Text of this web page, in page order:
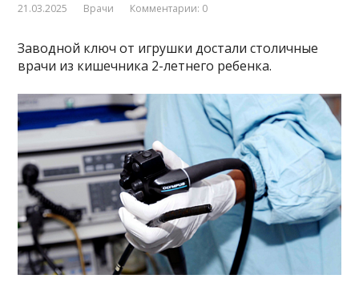
21.03.2025 Врачи Комментарии: 0
Заводной ключ от игрушки достали столичные
врачи из кишечника 2-летнего ребенка.